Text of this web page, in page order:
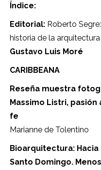
Índice:
Editorial: Roberto
historia de la
Gustavo Luis Moré
CARIBBEANA
Reseña muestra
Massimo Listri,
fe
Marianne de Tolentino
Bioarquitectura:
Santo Domingo.